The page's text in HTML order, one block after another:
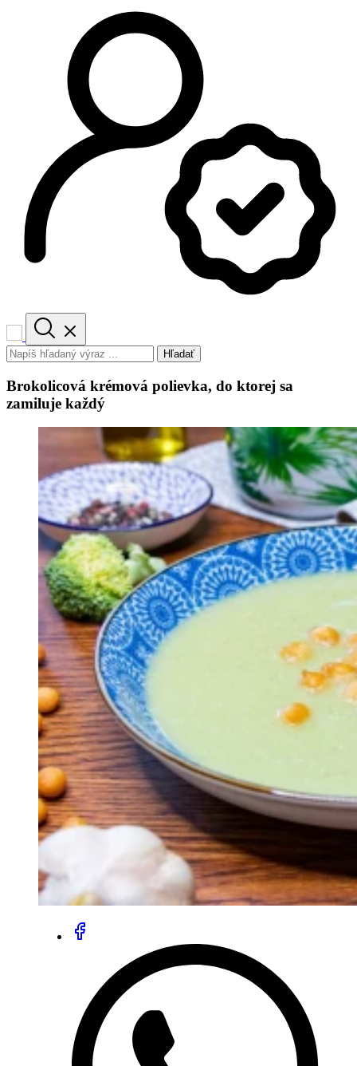
Hľadať
Brokolicová krémová polievka, do ktorej sa
zamiluje každý